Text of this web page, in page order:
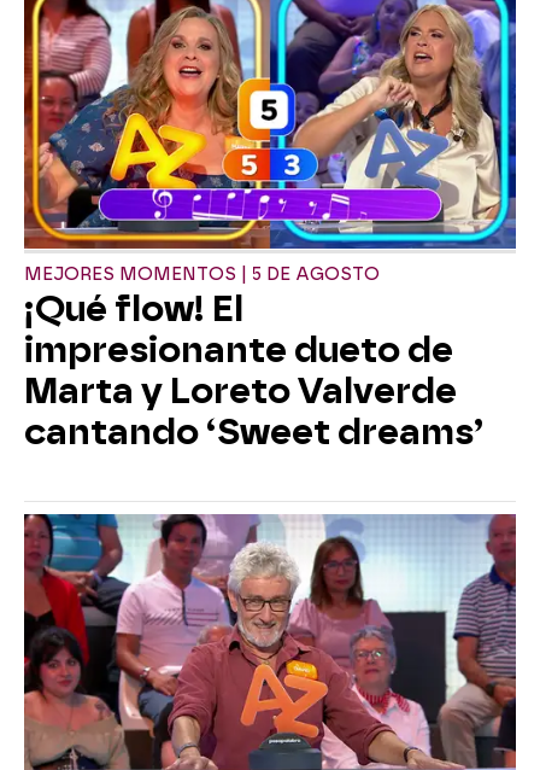
MEJORES MOMENTOS | 5 DE AGOSTO
¡Qué flow! El
impresionante dueto de
Marta y Loreto Valverde
cantando ‘Sweet dreams’